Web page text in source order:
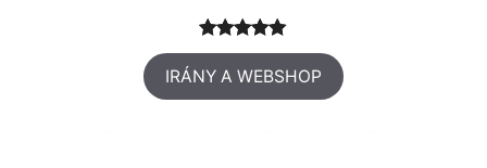
Értékelés
5.00az 5-
ből,
1
IRÁNY A WEBSHOP